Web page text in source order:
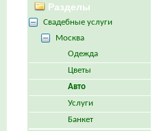
Разделы
Свадебные услуги
Москва
Одежда
Цветы
Авто
Услуги
Банкет